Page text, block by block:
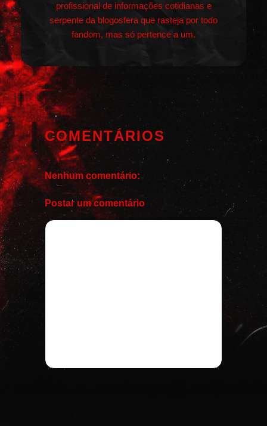
profissional de informações cotidianas e
serpente da blogosfera que rasteja por todo
fandom, mas só pertence a um.
COMENTÁRIOS
Nenhum comentário:
Postar um comentário